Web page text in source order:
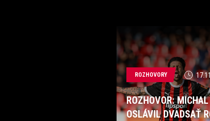
ROZHOVORY
ROZHOVOR:
OSLÁVIL DVADSAŤ